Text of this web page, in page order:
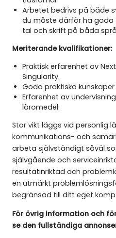
Arbetet bedrivs på både
du måste därför ha goda
tal och skrift på båda
Meriterande kvalifikationer:
Praktisk erfarenhet av
Singularity.
Goda praktiska
Erfarenhet av
läromedel.
Stor vikt läggs vid personlig
kommunikations- och
arbeta självständigt såväl
självgående och
resultatinriktad och
en utmärkt
begränsad till ditt eget
För övrig information och
se den fullständiga